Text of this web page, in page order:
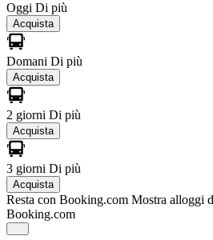
Oggi Di più
Acquista
Domani Di più
Acquista
2 giorni Di più
Acquista
3 giorni Di più
Acquista
Resta con Booking.com Mostra alloggi
Booking.com